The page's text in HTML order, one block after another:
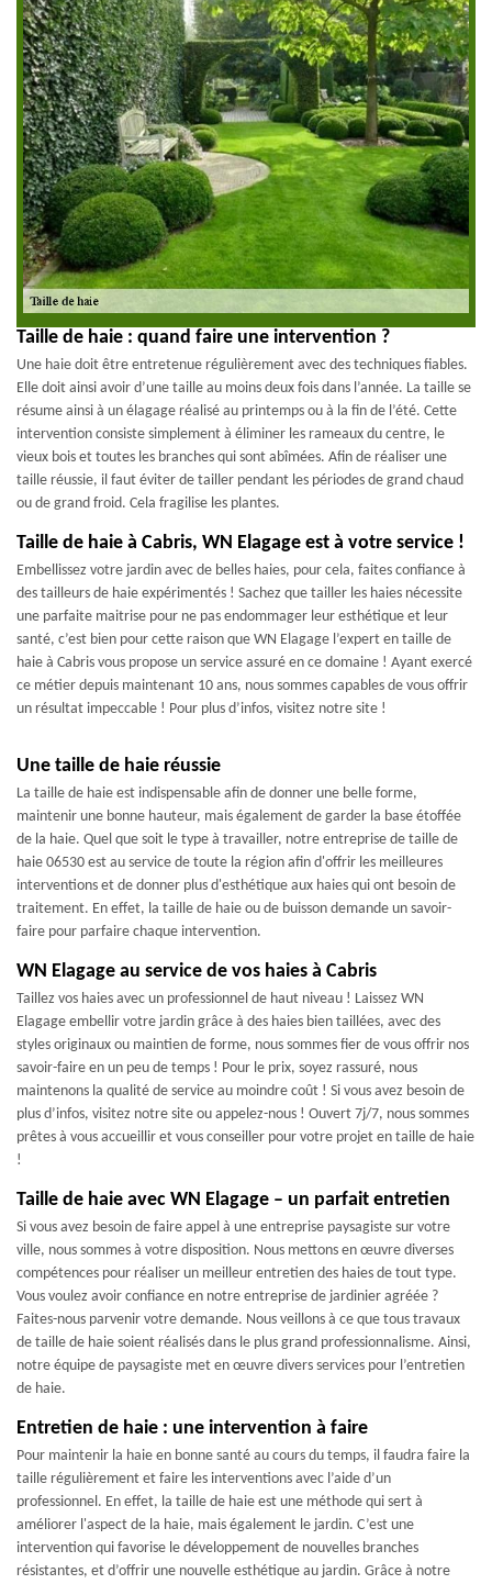
Taille de haie : quand faire une intervention ?
Une haie doit être entretenue régulièrement avec des techniques fiables.
Elle doit ainsi avoir d’une taille au moins deux fois dans l’année. La taille se
résume ainsi à un élagage réalisé au printemps ou à la fin de l’été. Cette
intervention consiste simplement à éliminer les rameaux du centre, le
vieux bois et toutes les branches qui sont abîmées. Afin de réaliser une
taille réussie, il faut éviter de tailler pendant les périodes de grand chaud
ou de grand froid. Cela fragilise les plantes.
Taille de haie à Cabris, WN Elagage est à votre service !
Embellissez votre jardin avec de belles haies, pour cela, faites confiance à
des tailleurs de haie expérimentés ! Sachez que tailler les haies nécessite
une parfaite maitrise pour ne pas endommager leur esthétique et leur
santé, c’est bien pour cette raison que WN Elagage l’expert en taille de
haie à Cabris vous propose un service assuré en ce domaine ! Ayant exercé
ce métier depuis maintenant 10 ans, nous sommes capables de vous offrir
un résultat impeccable ! Pour plus d’infos, visitez notre site !
Une taille de haie réussie
La taille de haie est indispensable afin de donner une belle forme,
maintenir une bonne hauteur, mais également de garder la base étoffée
de la haie. Quel que soit le type à travailler, notre entreprise de taille de
haie 06530 est au service de toute la région afin d'offrir les meilleures
interventions et de donner plus d'esthétique aux haies qui ont besoin de
traitement. En effet, la taille de haie ou de buisson demande un savoir-
faire pour parfaire chaque intervention.
WN Elagage au service de vos haies à Cabris
Taillez vos haies avec un professionnel de haut niveau ! Laissez WN
Elagage embellir votre jardin grâce à des haies bien taillées, avec des
styles originaux ou maintien de forme, nous sommes fier de vous offrir nos
savoir-faire en un peu de temps ! Pour le prix, soyez rassuré, nous
maintenons la qualité de service au moindre coût ! Si vous avez besoin de
plus d’infos, visitez notre site ou appelez-nous ! Ouvert 7j/7, nous sommes
prêtes à vous accueillir et vous conseiller pour votre projet en taille de haie
!
Taille de haie avec WN Elagage – un parfait entretien
Si vous avez besoin de faire appel à une entreprise paysagiste sur votre
ville, nous sommes à votre disposition. Nous mettons en œuvre diverses
compétences pour réaliser un meilleur entretien des haies de tout type.
Vous voulez avoir confiance en notre entreprise de jardinier agréée ?
Faites-nous parvenir votre demande. Nous veillons à ce que tous travaux
de taille de haie soient réalisés dans le plus grand professionnalisme. Ainsi,
notre équipe de paysagiste met en œuvre divers services pour l’entretien
de haie.
Entretien de haie : une intervention à faire
Pour maintenir la haie en bonne santé au cours du temps, il faudra faire la
taille régulièrement et faire les interventions avec l’aide d’un
professionnel. En effet, la taille de haie est une méthode qui sert à
améliorer l'aspect de la haie, mais également le jardin. C’est une
intervention qui favorise le développement de nouvelles branches
résistantes, et d’offrir une nouvelle esthétique au jardin. Grâce à notre